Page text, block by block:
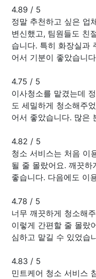
4.89 / 5
정말 추천하고 싶은 업
변신했고, 팀원들도 친
습니다. 특히 화장실과
어서 기분이 좋았습니
4.75 / 5
이사청소를 맡겼는데
도 세밀하게 청소해주
어서 좋았습니다. 많은
4.82 / 5
청소 서비스는 처음 이
될 줄 몰랐어요. 깨끗
좋습니다. 다음에도 이
4.78 / 5
너무 깨끗하게 청소해
이렇게 간편할 줄 몰랐
심하고 맡길 수 있었습
4.83 / 5
민트케어 청소 서비스